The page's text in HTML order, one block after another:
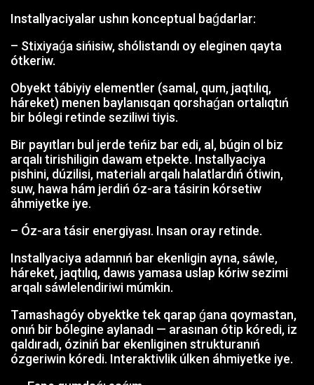
Installyaciyalar ushın konceptual baǵdarlar:
– Stixiyaǵa sińisiw, shólistandı oy eleginen qayta
ótkeriw.
Obyekt tábiyiy elementler (samal, qum, jaqtılıq,
háreket) menen baylanısqan qorshaǵan ortalıqtıń
bir bólegi retinde seziliwi tiyis.
Bir payıtları bul jerde teńiz bar edi, al, búgin ol biz
arqalı tirishiligin dawam etpekte. Installyaciya
pishini, dúzilisi, materialı arqalı halatlardıń ótiwin,
suw, hawa hám jerdiń óz-ara tásirin kórsetiw
áhmiyetke iye.
– Óz-ara tásir energiyası. Insan oray retinde.
Installyaciya adamnıń bar ekenligin ayna, sáwle,
háreket, jaqtılıq, dawıs yamasa uslap kóriw sezimi
arqalı sáwlelendiriwi múmkin.
Tamashagóy obyektke tek qarap ǵana qoymastan,
onıń bir bólegine aylanadı — arasınan ótip kóredi, iz
qaldıradı, óziniń bar ekenliginen strukturanıń
ózgeriwin kóredi. Interaktivlik úlken áhmiyetke iye.